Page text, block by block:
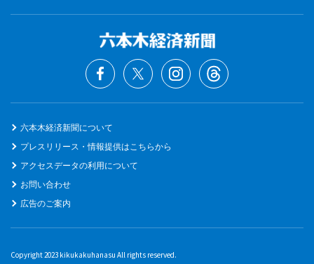
六本木経済新聞について
プレスリリース・情報提供はこちらから
アクセスデータの利用について
お問い合わせ
広告のご案内
Copyright 2023 kikukakuhanasu All rights reserved.